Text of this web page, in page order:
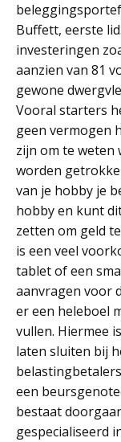
Buffett, eerste
investeringen
aanzien van 81
gewone
Vooral starters
geen vermogen
zijn om te weten
worden
van je hobby je
hobby en kunt
zetten om geld
is een veel
tablet of een
aanvragen voor
er een heleboel
vullen. Hiermee
laten sluiten bij
een
bestaat
gespecialiseerd